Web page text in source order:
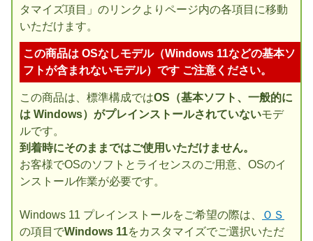
タマイズ項目」のリンクよりページ内の各項目に移動
いただけます。
この商品は OSなしモデル（Windows 11などの基本ソ
フトが含まれないモデル）です ご注意ください。
この商品は、標準構成ではOS（基本ソフト、一般的に
は Windows）がプレインストールされていないモデ
ルです。
到着時にそのままではご使用いただけません。
お客様でOSのソフトとライセンスのご用意、OSのイ
ンストール作業が必要です。
Windows 11 プレインストールをご希望の際は、
ＯＳ
の項目でWindows 11をカスタマイズでご選択いただ